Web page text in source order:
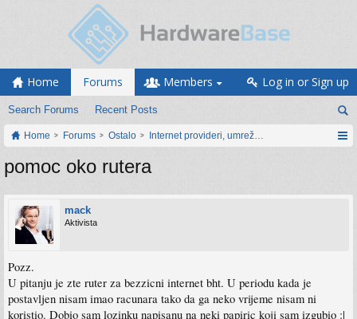
Home Forums
Search Forums Recent Posts
Members Log in or Sign up
Home Forums Ostalo Internet provideri, umrežavanje i web servisi
pomoc oko rutera
mack
Aktivista
Pozz.
U pitanju je zte ruter za bezzicni internet bht. U periodu kada je
postavljen nisam imao racunara tako da ga neko vrijeme nisam ni
koristio. Dobio sam lozinku napisanu na neki papiric koji sam izgubio :|